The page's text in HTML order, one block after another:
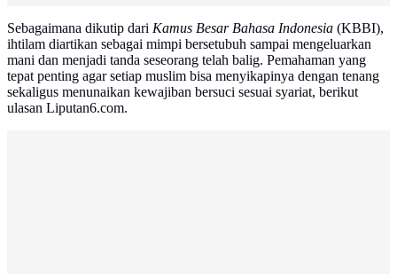
Sebagaimana dikutip dari Kamus Besar Bahasa Indonesia (KBBI),
ihtilam diartikan sebagai mimpi bersetubuh sampai mengeluarkan
mani dan menjadi tanda seseorang telah balig. Pemahaman yang
tepat penting agar setiap muslim bisa menyikapinya dengan tenang
sekaligus menunaikan kewajiban bersuci sesuai syariat, berikut
ulasan Liputan6.com.